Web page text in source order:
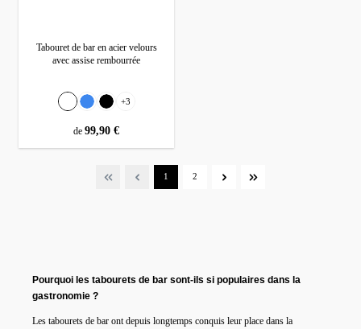
Tabouret de bar en acier velours
avec assise rembourrée
Sélectionnez
Couleur WeißBleu Noir
+3
prix régulier :
de 99,90 €
Page
1 Page
2
Pourquoi les tabourets de bar sont-ils si populaires dans la
gastronomie ?
Les tabourets de bar ont depuis longtemps conquis leur place dans la